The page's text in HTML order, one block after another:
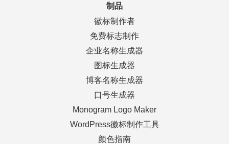
制品
徽标制作者
免费标志制作
企业名称生成器
图标生成器
博客名称生成器
口号生成器
Monogram Logo Maker
WordPress徽标制作工具
颜色指南